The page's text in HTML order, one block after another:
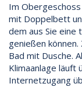
Im
mit Doppelbett
dem aus Sie eine
genießen
Bad mit Dusche.
Klimaanlage läuft
Internetzugang